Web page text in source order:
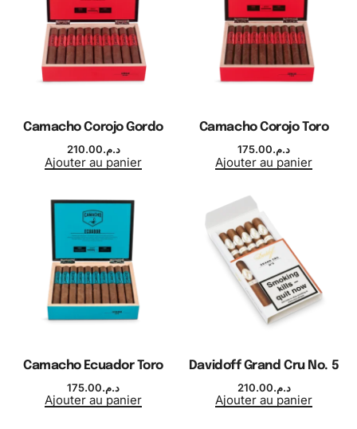
Camacho Corojo Gordo
د.م.210.00
Ajouter au panier
Camacho Corojo Toro
د.م.175.00
Ajouter au panier
Camacho Ecuador Toro
د.م.175.00
Ajouter au panier
Davidoff Grand Cru No. 5
د.م.210.00
Ajouter au panier